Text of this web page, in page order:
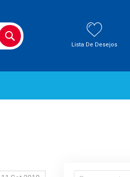
BUSCA
Lista De Desejos